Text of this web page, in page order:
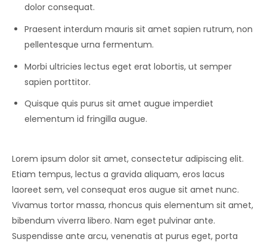
dolor consequat.
Praesent interdum mauris sit amet sapien rutrum, non
pellentesque urna fermentum.
Morbi ultricies lectus eget erat lobortis, ut semper
sapien porttitor.
Quisque quis purus sit amet augue imperdiet
elementum id fringilla augue.
Lorem ipsum dolor sit amet, consectetur adipiscing elit.
Etiam tempus, lectus a gravida aliquam, eros lacus
laoreet sem, vel consequat eros augue sit amet nunc.
Vivamus tortor massa, rhoncus quis elementum sit amet,
bibendum viverra libero. Nam eget pulvinar ante.
Suspendisse ante arcu, venenatis at purus eget, porta